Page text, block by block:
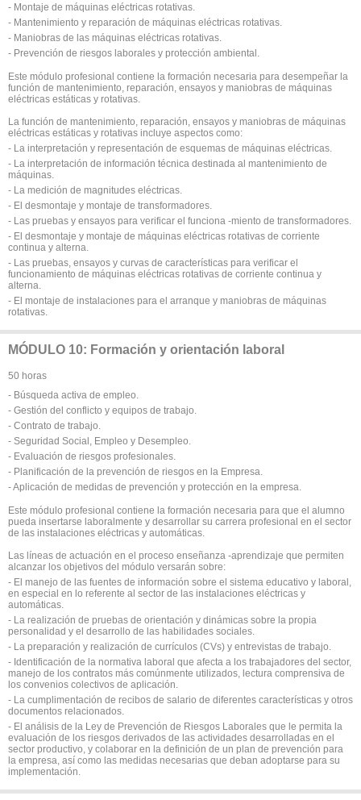
- Montaje de máquinas eléctricas rotativas.
- Mantenimiento y reparación de máquinas eléctricas rotativas.
- Maniobras de las máquinas eléctricas rotativas.
- Prevención de riesgos laborales y protección ambiental.
Este módulo profesional contiene la formación necesaria para desempeñar la
función de mantenimiento, reparación, ensayos y maniobras de máquinas
eléctricas estáticas y rotativas.
La función de mantenimiento, reparación, ensayos y maniobras de máquinas
eléctricas estáticas y rotativas incluye aspectos como:
- La interpretación y representación de esquemas de máquinas eléctricas.
- La interpretación de información técnica destinada al mantenimiento de
máquinas.
- La medición de magnitudes eléctricas.
- El desmontaje y montaje de transformadores.
- Las pruebas y ensayos para verificar el funciona -miento de transformadores.
- El desmontaje y montaje de máquinas eléctricas rotativas de corriente
continua y alterna.
- Las pruebas, ensayos y curvas de características para verificar el
funcionamiento de máquinas eléctricas rotativas de corriente continua y
alterna.
- El montaje de instalaciones para el arranque y maniobras de máquinas
rotativas.
MÓDULO 10: Formación y orientación laboral
50 horas
- Búsqueda activa de empleo.
- Gestión del conflicto y equipos de trabajo.
- Contrato de trabajo.
- Seguridad Social, Empleo y Desempleo.
- Evaluación de riesgos profesionales.
- Planificación de la prevención de riesgos en la Empresa.
- Aplicación de medidas de prevención y protección en la empresa.
Este módulo profesional contiene la formación necesaria para que el alumno
pueda insertarse laboralmente y desarrollar su carrera profesional en el sector
de las instalaciones eléctricas y automáticas.
Las líneas de actuación en el proceso enseñanza -aprendizaje que permiten
alcanzar los objetivos del módulo versarán sobre:
- El manejo de las fuentes de información sobre el sistema educativo y laboral,
en especial en lo referente al sector de las instalaciones eléctricas y
automáticas.
- La realización de pruebas de orientación y dinámicas sobre la propia
personalidad y el desarrollo de las habilidades sociales.
- La preparación y realización de currículos (CVs) y entrevistas de trabajo.
- Identificación de la normativa laboral que afecta a los trabajadores del sector,
manejo de los contratos más comúnmente utilizados, lectura comprensiva de
los convenios colectivos de aplicación.
- La cumplimentación de recibos de salario de diferentes características y otros
documentos relacionados.
- El análisis de la Ley de Prevención de Riesgos Laborales que le permita la
evaluación de los riesgos derivados de las actividades desarrolladas en el
sector productivo, y colaborar en la definición de un plan de prevención para
la empresa, así como las medidas necesarias que deban adoptarse para su
implementación.